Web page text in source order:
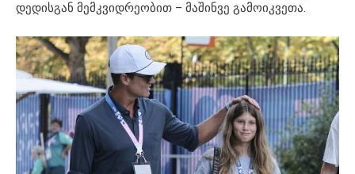
დედისგან მემკვიდრეობით – მაშინვე გამოიკვეთა.